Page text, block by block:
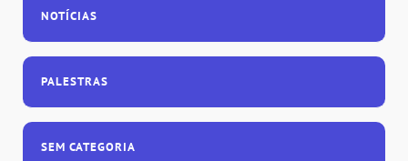
NOTÍCIAS
PALESTRAS
SEM CATEGORIA